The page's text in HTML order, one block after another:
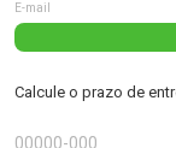
Calcule o prazo de